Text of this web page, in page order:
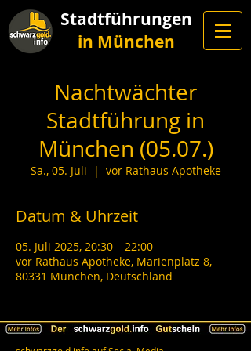
Stadtführungen
in München
Nachtwächter
Stadtführung in
München (05.07.)
Sa., 05. Juli
  |
vor Rathaus Apotheke
Datum & Uhrzeit
05. Juli 2025, 20:30 – 22:00
vor Rathaus Apotheke, Marienplatz 8,
80331 München, Deutschland